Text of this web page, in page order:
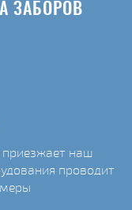
ЗАБОРОВ
приезжает наш
проводит